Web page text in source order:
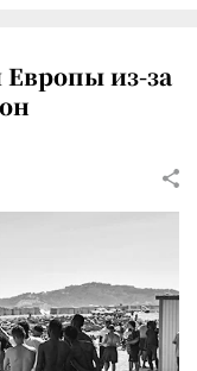
из-за